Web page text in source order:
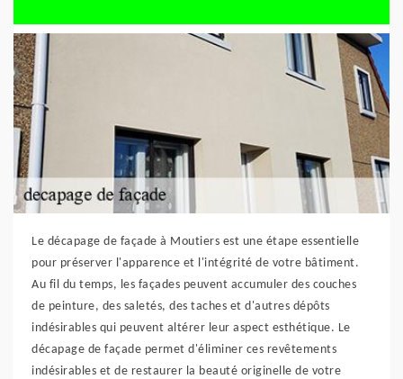
Le décapage de façade à Moutiers est une étape essentielle
pour préserver l'apparence et l'intégrité de votre bâtiment.
Au fil du temps, les façades peuvent accumuler des couches
de peinture, des saletés, des taches et d'autres dépôts
indésirables qui peuvent altérer leur aspect esthétique. Le
décapage de façade permet d'éliminer ces revêtements
indésirables et de restaurer la beauté originelle de votre